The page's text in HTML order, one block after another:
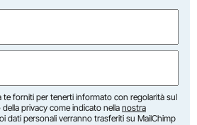
te forniti per tenerti informato con regolarità sul
privacy come indicato nella nostra
dati personali verranno trasferiti su MailChimp